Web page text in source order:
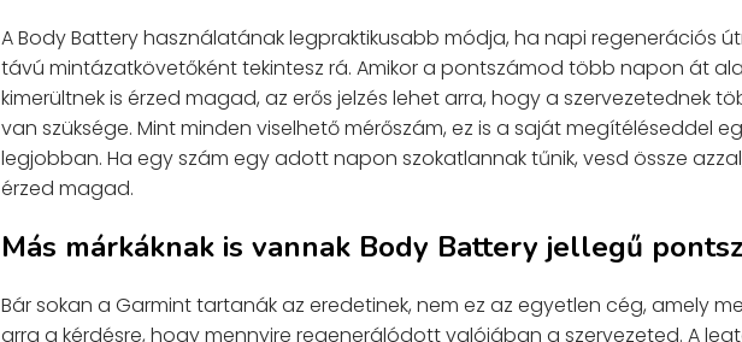
A Body Battery használatának legpraktikusabb módja, ha napi regenerációs
távú mintázatkövetőként tekintesz rá. Amikor a pontszámod több napon át
kimerültnek is érzed magad, az erős jelzés lehet arra, hogy a szervezetednek
van szüksége. Mint minden viselhető mérőszám, ez is a saját megítéléseddel
legjobban. Ha egy szám egy adott napon szokatlannak tűnik, vesd össze
érzed magad.
Más márkáknak is vannak Body Battery jellegű
Bár sokan a Garmint tartanák az eredetinek, nem ez az egyetlen cég, amely
arra a kérdésre, hogy mennyire regenerálódott valójában a szervezeted. A